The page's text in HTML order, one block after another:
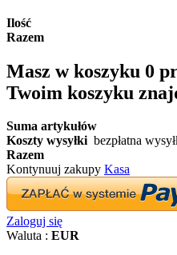
Ilość
Razem
Masz w koszyku 0
Twoim koszyku
Suma artykułów
Koszty wysyłki bezpłatna
Razem
Kontynuuj zakupy Kasa
Zaloguj się
Waluta : EUR